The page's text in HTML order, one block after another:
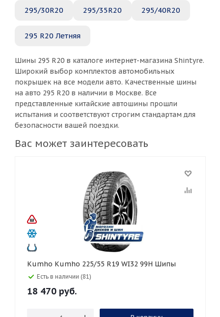
295/30R20 295/35R20 295/40R20
295 R20 Летняя
Шины 295 R20 в каталоге интернет-магазина Shintyre.
Широкий выбор комплектов автомобильных
покрышек на все модели авто. Качественные шины
на авто 295 R20 в наличии в Москве. Все
представленные китайские автошины прошли
испытания и соответствуют строгим стандартам для
безопасности вашей поездки.
Вас может заинтересовать
Kumho Kumho 225/55 R19 WI32 99H Шипы
Есть в наличии (81)
18 470 руб.